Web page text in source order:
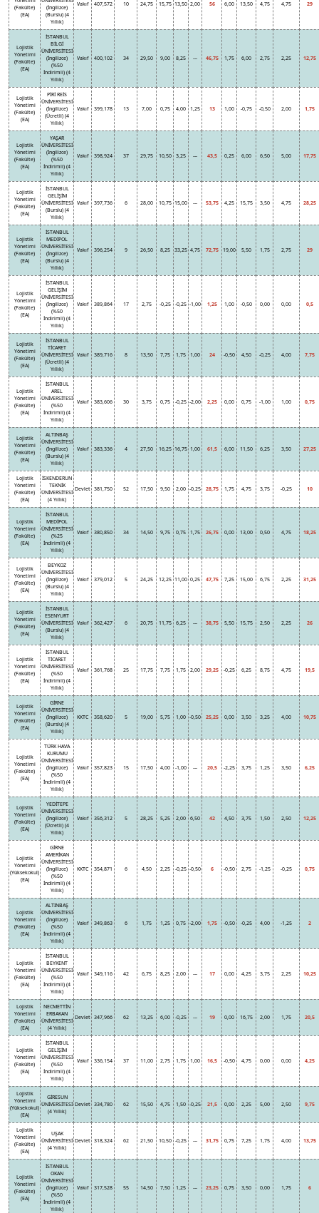
(Fakülte)
(EA)
(İngilizce)
(Burslu) (4
Yıllık)
Vakıf 407,572 10 24,75 15,75 13,50 2,00 56 6,00 13,50 4,75 4,75 29
Lojistik
Yönetimi
(Fakülte)
(EA)
İSTANBUL
BİLGİ
ÜNİVERSİTESİ
(İngilizce)
(%50
İndirimli) (4
Yıllık)
Vakıf 400,102 34 29,50 9,00 8,25 --- 46,75 1,75 6,00 2,75 2,25 12,75
Lojistik
Yönetimi
(Fakülte)
(EA)
PİRİ REİS
ÜNİVERSİTESİ
(İngilizce)
(Ücretli) (4
Yıllık)
Vakıf 399,178 13 7,00 0,75 4,00 1,25 13 1,00 -0,75 -0,50 2,00 1,75
Lojistik
Yönetimi
(Fakülte)
(EA)
YAŞAR
ÜNİVERSİTESİ
(İngilizce)
(%50
İndirimli) (4
Yıllık)
Vakıf 398,924 37 29,75 10,50 3,25 --- 43,5 0,25 6,00 6,50 5,00 17,75
Lojistik
Yönetimi
(Fakülte)
(EA)
İSTANBUL
GELİŞİM
ÜNİVERSİTESİ
(Burslu) (4
Yıllık)
Vakıf 397,736 6 28,00 10,75 15,00 --- 53,75 4,25 15,75 3,50 4,75 28,25
Lojistik
Yönetimi
(Fakülte)
(EA)
İSTANBUL
MEDİPOL
ÜNİVERSİTESİ
(İngilizce)
(Burslu) (4
Yıllık)
Vakıf 396,254 9 26,50 8,25 33,25 4,75 72,75 19,00 5,50 1,75 2,75 29
Lojistik
Yönetimi
(Fakülte)
(EA)
İSTANBUL
GELİŞİM
ÜNİVERSİTESİ
(İngilizce)
(%50
İndirimli) (4
Yıllık)
Vakıf 389,864 17 2,75 -0,25 -0,25 -1,00 1,25 1,00 -0,50 0,00 0,00 0,5
Lojistik
Yönetimi
(Fakülte)
(EA)
İSTANBUL
TİCARET
ÜNİVERSİTESİ
(Ücretli) (4
Yıllık)
Vakıf 389,716 8 13,50 7,75 1,75 1,00 24 -0,50 4,50 -0,25 4,00 7,75
Lojistik
Yönetimi
(Fakülte)
(EA)
İSTANBUL
AREL
ÜNİVERSİTESİ
(%50
İndirimli) (4
Yıllık)
Vakıf 383,606 30 3,75 0,75 -0,25 -2,00 2,25 0,00 0,75 -1,00 1,00 0,75
Lojistik
Yönetimi
(Fakülte)
(EA)
ALTINBAŞ
ÜNİVERSİTESİ
(İngilizce)
(Burslu) (4
Yıllık)
Vakıf 383,336 4 27,50 16,25 16,75 1,00 61,5 6,00 11,50 6,25 3,50 27,25
Lojistik
Yönetimi
(Fakülte)
(EA)
İSKENDERUN
TEKNİK
ÜNİVERSİTESİ
(4 Yıllık)
Devlet 381,750 52 17,50 9,50 2,00 -0,25 28,75 1,75 4,75 3,75 -0,25 10
Lojistik
Yönetimi
(Fakülte)
(EA)
İSTANBUL
MEDİPOL
ÜNİVERSİTESİ
(%25
İndirimli) (4
Yıllık)
Vakıf 380,850 34 14,50 9,75 0,75 1,75 26,75 0,00 13,00 0,50 4,75 18,25
Lojistik
Yönetimi
(Fakülte)
(EA)
BEYKOZ
ÜNİVERSİTESİ
(İngilizce)
(Burslu) (4
Yıllık)
Vakıf 379,012 5 24,25 12,25 11,00 0,25 47,75 7,25 15,00 6,75 2,25 31,25
Lojistik
Yönetimi
(Fakülte)
(EA)
İSTANBUL
ESENYURT
ÜNİVERSİTESİ
(Burslu) (4
Yıllık)
Vakıf 362,427 6 20,75 11,75 6,25 --- 38,75 5,50 15,75 2,50 2,25 26
Lojistik
Yönetimi
(Fakülte)
(EA)
İSTANBUL
TİCARET
ÜNİVERSİTESİ
(%50
İndirimli) (4
Yıllık)
Vakıf 361,768 25 17,75 7,75 1,75 2,00 29,25 -0,25 6,25 8,75 4,75 19,5
Lojistik
Yönetimi
(Fakülte)
(EA)
GİRNE
ÜNİVERSİTESİ
(İngilizce)
(Burslu) (4
Yıllık)
KKTC 358,620 5 19,00 5,75 1,00 -0,50 25,25 0,00 3,50 3,25 4,00 10,75
Lojistik
Yönetimi
(Fakülte)
(EA)
TÜRK HAVA
KURUMU
ÜNİVERSİTESİ
(İngilizce)
(%50
İndirimli) (4
Yıllık)
Vakıf 357,823 15 17,50 4,00 -1,00 --- 20,5 -2,25 3,75 1,25 3,50 6,25
Lojistik
Yönetimi
(Fakülte)
(EA)
YEDİTEPE
ÜNİVERSİTESİ
(İngilizce)
(Ücretli) (4
Yıllık)
Vakıf 356,312 5 28,25 5,25 2,00 6,50 42 4,50 3,75 1,50 2,50 12,25
Lojistik
Yönetimi
(Yüksekokul)
(EA)
GİRNE
AMERİKAN
ÜNİVERSİTESİ
(İngilizce)
(%50
İndirimli) (4
Yıllık)
KKTC 354,871 6 4,50 2,25 -0,25 -0,50 6 -0,50 2,75 -1,25 -0,25 0,75
Lojistik
Yönetimi
(Fakülte)
(EA)
ALTINBAŞ
ÜNİVERSİTESİ
(İngilizce)
(%50
İndirimli) (4
Yıllık)
Vakıf 349,863 6 1,75 1,25 0,75 -2,00 1,75 -0,50 -0,25 4,00 -1,25 2
Lojistik
Yönetimi
(Fakülte)
(EA)
İSTANBUL
BEYKENT
ÜNİVERSİTESİ
(%50
İndirimli) (4
Yıllık)
Vakıf 349,116 42 6,75 8,25 2,00 --- 17 0,00 4,25 3,75 2,25 10,25
Lojistik
Yönetimi
(Fakülte)
(EA)
NECMETTİN
ERBAKAN
ÜNİVERSİTESİ
(4 Yıllık)
Devlet 347,966 62 13,25 6,00 -0,25 --- 19 0,00 16,75 2,00 1,75 20,5
Lojistik
Yönetimi
(Fakülte)
(EA)
İSTANBUL
GELİŞİM
ÜNİVERSİTESİ
(%50
İndirimli) (4
Yıllık)
Vakıf 336,154 37 11,00 2,75 1,75 1,00 16,5 -0,50 4,75 0,00 0,00 4,25
Lojistik
Yönetimi
(Yüksekokul)
(EA)
GİRESUN
ÜNİVERSİTESİ
(4 Yıllık)
Devlet 334,780 62 15,50 4,75 1,50 -0,25 21,5 0,00 2,25 5,00 2,50 9,75
Lojistik
Yönetimi
(Fakülte)
(EA)
UŞAK
ÜNİVERSİTESİ
(4 Yıllık)
Devlet 318,324 62 21,50 10,50 -0,25 --- 31,75 0,75 7,25 1,75 4,00 13,75
Lojistik
Yönetimi
(Fakülte)
(EA)
İSTANBUL
OKAN
ÜNİVERSİTESİ
(İngilizce)
(%50
İndirimli) (4
Yıllık)
Vakıf 317,528 55 14,50 7,50 1,25 --- 23,25 0,75 3,50 0,00 1,75 6